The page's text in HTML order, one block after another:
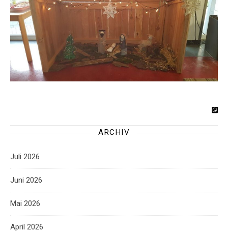
ARCHIV
Juli 2026
Juni 2026
Mai 2026
April 2026